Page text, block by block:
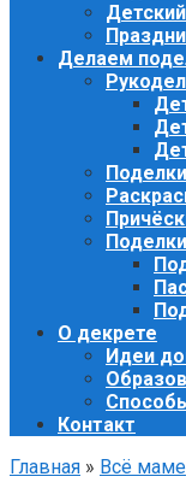
Делаем
О декрете
Идеи
Контакт
Главная » Всё маме